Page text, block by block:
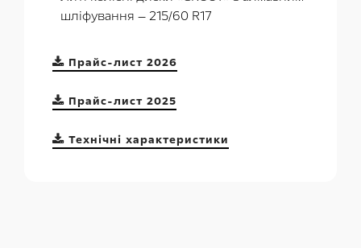
шліфування — 215/60 R17
Прайс-лист 2026
Прайс-лист 2025
Технічні характеристики